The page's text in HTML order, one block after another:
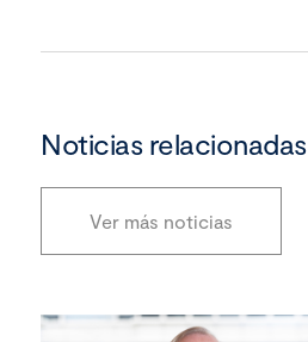
Noticias relacionadas
Ver más noticias